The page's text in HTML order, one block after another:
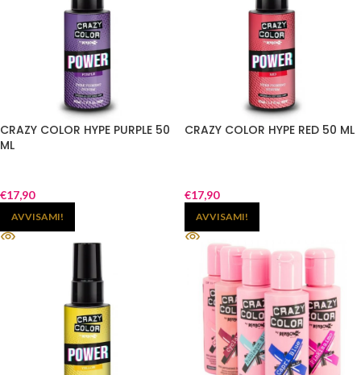
CRAZY COLOR HYPE PURPLE 50
ML
€17,90
AVVISAMI!
CRAZY COLOR HYPE RED 50 ML
€17,90
AVVISAMI!